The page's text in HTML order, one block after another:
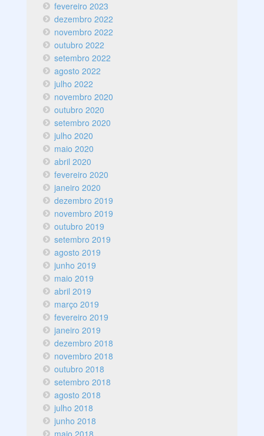
fevereiro 2023
dezembro 2022
novembro 2022
outubro 2022
setembro 2022
agosto 2022
julho 2022
novembro 2020
outubro 2020
setembro 2020
julho 2020
maio 2020
abril 2020
fevereiro 2020
janeiro 2020
dezembro 2019
novembro 2019
outubro 2019
setembro 2019
agosto 2019
junho 2019
maio 2019
abril 2019
março 2019
fevereiro 2019
janeiro 2019
dezembro 2018
novembro 2018
outubro 2018
setembro 2018
agosto 2018
julho 2018
junho 2018
maio 2018